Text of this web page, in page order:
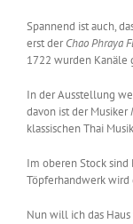
Spannend ist auch,
erst derChao Phraya
1722 wurden Kanäle
In der Ausstellung
davon ist der Musiker
klassischen Thai
Im oberen Stock
Töpferhandwerk
Nun will ich das